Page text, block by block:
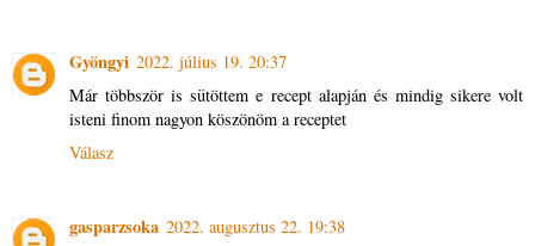
Gyöngyi 2022. július 19. 20:37
Már többször is sütöttem e recept alapján és mindig sikere volt
isteni finom nagyon köszönöm a receptet
Válasz
gasparzsoka 2022. augusztus 22. 19:38